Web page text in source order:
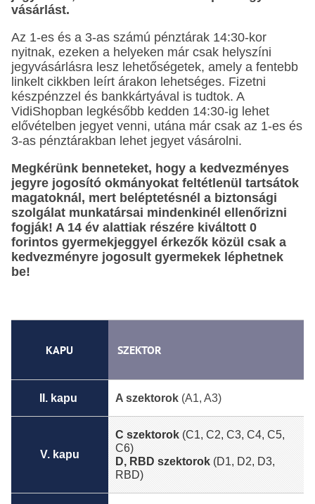
vásárlást.
Az 1-es és a 3-as számú pénztárak 14:30-kor
nyitnak, ezeken a helyeken már csak helyszíni
jegyvásárlásra lesz lehetőségetek, amely a fentebb
linkelt cikkben leírt árakon lehetséges. Fizetni
készpénzzel és bankkártyával is tudtok. A
VidiShopban legkésőbb kedden 14:30-ig lehet
elővételben jegyet venni, utána már csak az 1-es és
3-as pénztárakban lehet jegyet vásárolni.
Megkérünk benneteket, hogy a kedvezményes
jegyre jogosító okmányokat feltétlenül tartsátok
magatoknál, mert beléptetésnél a biztonsági
szolgálat munkatársai mindenkinél ellenőrizni
fogják! A 14 év alattiak részére kiváltott 0
forintos gyermekjeggyel érkezők közül csak a
kedvezményre jogosult gyermekek léphetnek
be!
KAPU SZEKTOR
II. kapu A szektorok (A1, A3)
V. kapu
C szektorok(C1, C2, C3, C4, C5,
C6)
D, RBD szektorok(D1, D2, D3,
RBD)